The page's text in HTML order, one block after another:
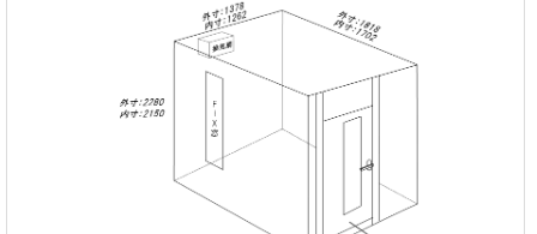
その他防音室
かんたん在庫検索
売約済みリスト